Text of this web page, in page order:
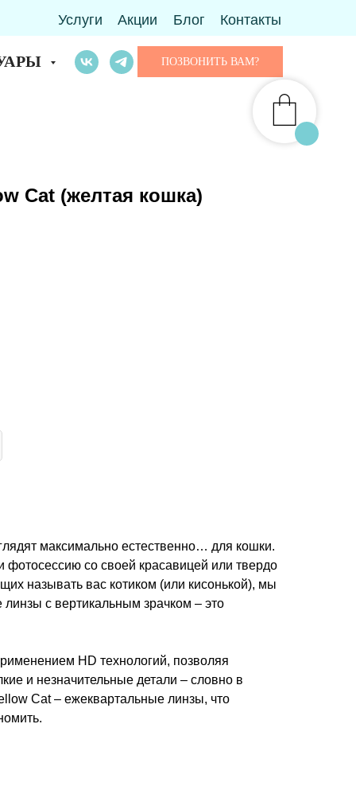
Акции
Услуги Блог Контакты
ПОЗВОНИТЬ ВАМ?
Cat (желтая кошка)
максимально естественно… для кошки.
фотосессию со своей красавицей или твердо
называть вас котиком (или кисонькой), мы
с вертикальным зрачком – это
HD технологий, позволяя
и незначительные детали – словно в
Cat – ежеквартальные линзы, что